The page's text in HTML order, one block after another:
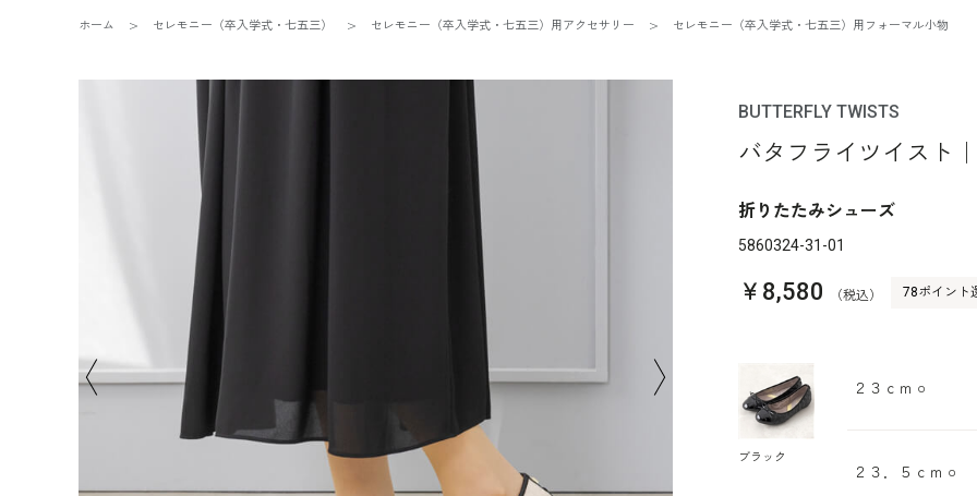
ホーム セレモニー（卒入学式・七五三） セレモニー（卒入学式・七五三）用アクセサリー セレモニー（卒入学式・七五三）用フォーマル小物
BUTTERFLY TWISTS
バタフライツイスト
折りたたみシューズ
5860324-31-01
￥8,580 （税込） 78ポイント
ブラック
２３ｃｍ ○
２３．５ｃｍ ○